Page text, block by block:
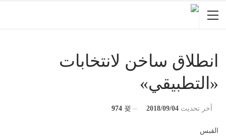
انطلاق ساخن لانتخابات
«التطبيقي»
أخر تحديث 2018/09/04
القبس